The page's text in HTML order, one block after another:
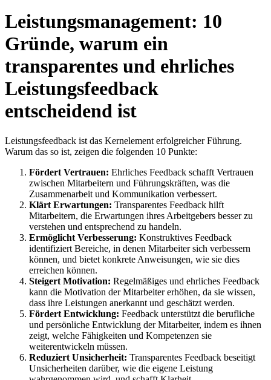
Leistungsmanagement: 10
Gründe, warum ein
transparentes und ehrliches
Leistungsfeedback
entscheidend ist
Leistungsfeedback ist das Kernelement erfolgreicher Führung.
Warum das so ist, zeigen die folgenden 10 Punkte:
Fördert Vertrauen: Ehrliches Feedback schafft Vertrauen
zwischen Mitarbeitern und Führungskräften, was die
Zusammenarbeit und Kommunikation verbessert.
Klärt Erwartungen: Transparentes Feedback hilft
Mitarbeitern, die Erwartungen ihres Arbeitgebers besser zu
verstehen und entsprechend zu handeln.
Ermöglicht Verbesserung: Konstruktives Feedback
identifiziert Bereiche, in denen Mitarbeiter sich verbessern
können, und bietet konkrete Anweisungen, wie sie dies
erreichen können.
Steigert Motivation: Regelmäßiges und ehrliches Feedback
kann die Motivation der Mitarbeiter erhöhen, da sie wissen,
dass ihre Leistungen anerkannt und geschätzt werden.
Fördert Entwicklung: Feedback unterstützt die berufliche
und persönliche Entwicklung der Mitarbeiter, indem es ihnen
zeigt, welche Fähigkeiten und Kompetenzen sie
weiterentwickeln müssen.
Reduziert Unsicherheit: Transparentes Feedback beseitigt
Unsicherheiten darüber, wie die eigene Leistung